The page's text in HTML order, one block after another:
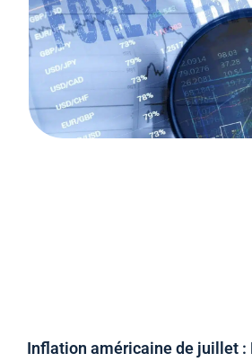
Inflation américaine de juillet :